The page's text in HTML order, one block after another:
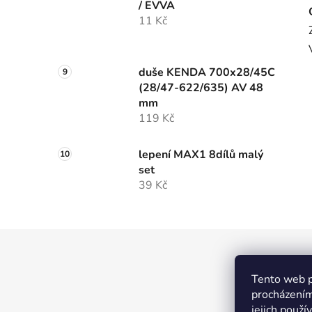
Tento web
/ EVVA
11 Kč
duše KENDA 700x28/45C
(28/47-622/635) AV 48
mm
119 Kč
lepení MAX1 8dílů malý
set
39 Kč